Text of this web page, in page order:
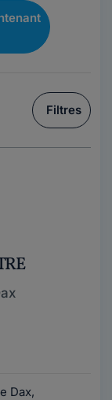
Filtres
Dax,